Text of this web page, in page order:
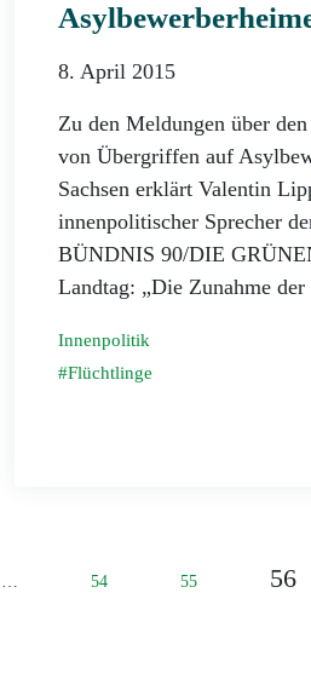
8. April 2015
Zu den Meldungen über
von Übergriffen auf
Sachsen erklärt Valentin
innenpolitischer Sprecher
BÜNDNIS 90/DIE
Landtag: „Die Zunahme
Innenpolitik
Flüchtlinge
54 55 56